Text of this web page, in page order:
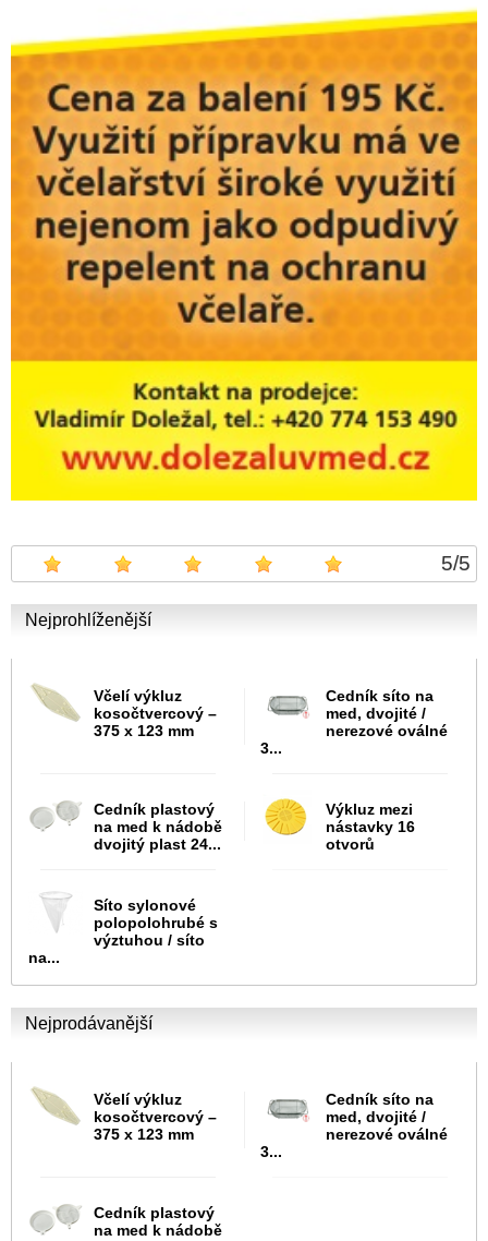
5/5
Nejprohlíženější
Včelí výkluz
kosočtvercový –
375 x 123 mm
Cedník síto na
med, dvojité /
nerezové oválné
3...
Cedník plastový
na med k nádobě
dvojitý plast 24...
Výkluz mezi
nástavky 16
otvorů
Síto sylonové
polopolohrubé s
výztuhou / síto
na...
Nejprodávanější
Včelí výkluz
kosočtvercový –
375 x 123 mm
Cedník síto na
med, dvojité /
nerezové oválné
3...
Cedník plastový
na med k nádobě